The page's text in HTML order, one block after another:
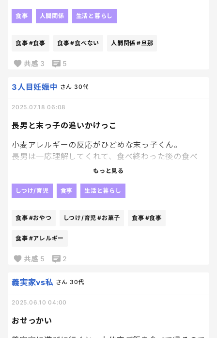
ような人で本当に気分悪くなる。
ら掻っ攫う。お前アンパンマングミなんか好きで食
て泣くわ。
食事 人間関係 生活と暮らし
食事 #食事 食事#食べない 人間関係 #旦那
共感 3 5
長男と末っ子の追いかけっこ
3人目妊娠中 さん 30代
2025.07.18 06:08
小麦アレルギーの反応がひどめな末っ子くん。
長男は一応理解してくれて、食べ終わった後の食べ
カスなどにも気にしてくれるようになった。
が、面白い。笑
子が触れないように気を付けてもらっているだけど、
に寄って行ってしまう。
て、長男はずっとおやつを乗せたお盆を持って、末っ
へ、とずーーーーっと追いかけっこ。笑
座っては逃げ、座っては逃げ。
もっと見る
しつけ/育児 食事 生活と暮らし
食事 #おやつ しつけ/育児 #お菓子 食事 #食事
食事 #アレルギー
共感 5 2
おせっかい
義実家vs私 さん 30代
2025.06.10 04:00